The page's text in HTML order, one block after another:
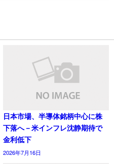
日本市場、半導体銘柄中心に株
下落へ－米インフレ沈静期待で
金利低下
2026年7月16日